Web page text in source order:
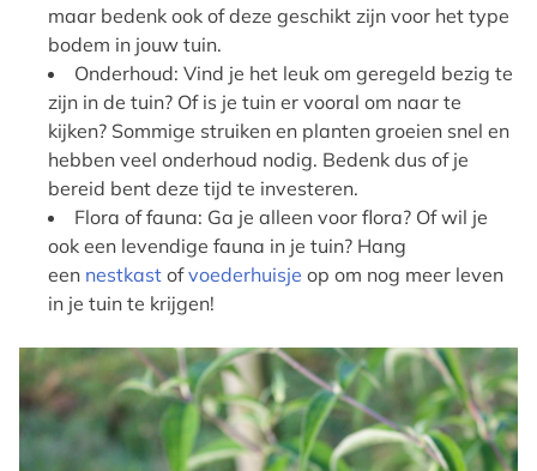
maar bedenk ook of deze geschikt zijn voor het type
bodem in jouw tuin.
Onderhoud: Vind je het leuk om geregeld bezig te
zijn in de tuin? Of is je tuin er vooral om naar te
kijken? Sommige struiken en planten groeien snel en
hebben veel onderhoud nodig. Bedenk dus of je
bereid bent deze tijd te investeren.
Flora of fauna: Ga je alleen voor flora? Of wil je
ook een levendige fauna in je tuin? Hang
een nestkast ofvoederhuisje op om nog meer leven
in je tuin te krijgen!